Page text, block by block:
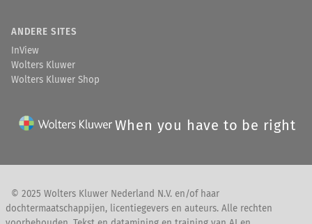
ANDERE SITES
InView
Wolters Kluwer
Wolters Kluwer Shop
When you have to be right
© 2025 Wolters Kluwer Nederland N.V. en/of haar
dochtermaatschappijen, licentiegevers en auteurs. Alle rechten